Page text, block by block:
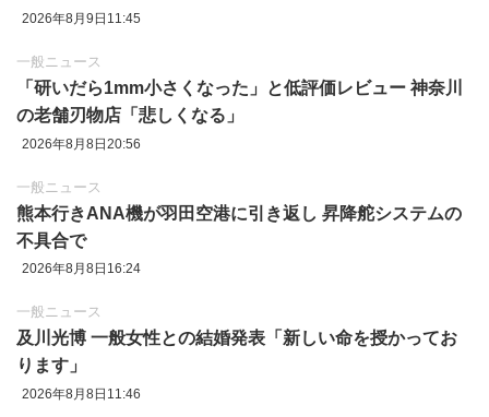
2026年8月9日11:45
一般ニュース
「研いだら1mm小さくなった」と低評価レビュー 神奈川
の老舗刃物店「悲しくなる」
2026年8月8日20:56
一般ニュース
熊本行きANA機が羽田空港に引き返し 昇降舵システムの
不具合で
2026年8月8日16:24
一般ニュース
及川光博 一般女性との結婚発表「新しい命を授かってお
ります」
2026年8月8日11:46